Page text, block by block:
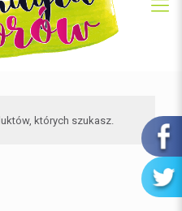
których szukasz.